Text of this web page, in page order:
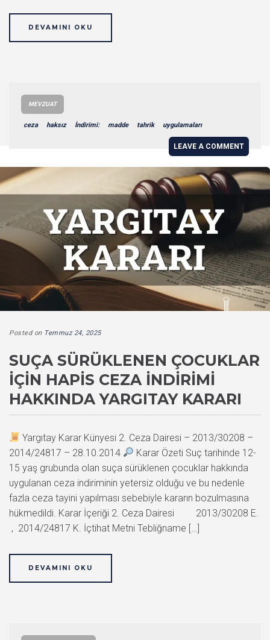
DEVAMINI OKU
MEVZUAT
ceza haksız İndirimi: madde tahrik uygulamaları
LEAVE A COMMENT
Posted on Temmuz 24, 2025
SUÇA SÜRÜKLENEN ÇOCUKLAR
IÇIN HAPIS CEZA İNDIRIMI
HAKKINDA YARGITAY KARARI
Yargıtay Karar Künyesi 2. Ceza Dairesi – 2013/30208 –
2014/24817 – 28.10.2014
Karar Özeti Suç tarihinde 12-
15 yaş grubunda olan suça sürüklenen çocuklar hakkında
uygulanan ceza indiriminin yetersiz olduğu ve bu nedenle
fazla ceza tayini yapılması sebebiyle kararın bozulmasına
hükmedildi. Karar İçeriği 2. Ceza Dairesi 2013/30208 E.
, 2014/24817 K. İçtihat Metni Tebliğname […]
DEVAMINI OKU